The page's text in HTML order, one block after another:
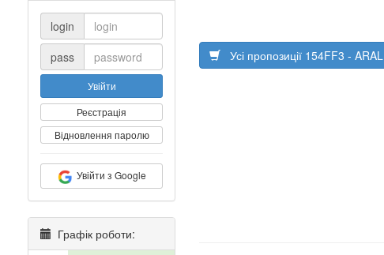
login
pass
Увійти
Реєстрація
Відновлення паролю
Увійти з Google
Графік роботи:
Усі пропозиції 154FF3 - ARAL